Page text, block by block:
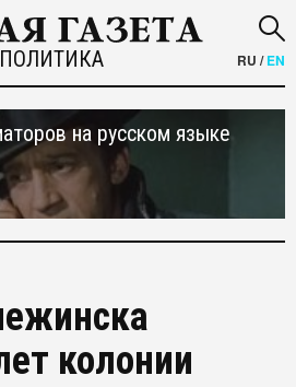
ПОЛИТИКА RU /EN
на русском языке
колонии